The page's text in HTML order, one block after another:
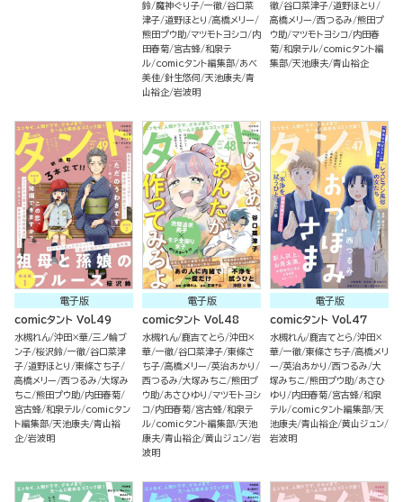
鈴 魔神ぐり子 一徹 谷口菜
津子 道野ほとり
高橋メリー
熊田プウ助 マツモトヨシコ
内
田春菊 宮古蜂 和泉テ
ル comicタント編集部 あべ
美佳 針生悠伺 天池康夫 青
山裕企 岩波明
徹 谷口菜津子 道野ほとり
高橋メリー 西つるみ 熊田プ
ウ助 マツモトヨシコ
内田春
菊 和泉テル comicタント編
集部 天池康夫 青山裕企
電子版
comicタント Vol.49
水槻れん 沖田×華 三ノ輪ブ
ン子 桜沢鈴 一徹 谷口菜津
子 道野ほとり
東條さち子
高橋メリー 西つるみ 大塚み
ちこ 熊田プウ助 内田春菊
宮古蜂 和泉テル comicタン
ト編集部 天池康夫 青山裕
企 岩波明
電子版
comicタント Vol.48
水槻れん 鹿吉てとら 沖田×
華 一徹 谷口菜津子 東條さ
ち子 高橋メリー 英治あかり
西つるみ 大塚みちこ 熊田プ
ウ助 あさひゆり
マツモトヨシ
コ
内田春菊 宮古蜂 和泉テ
ル comicタント編集部 天池
康夫 青山裕企 黄山ジュン 岩
波明
電子版
comicタント Vol.47
水槻れん 鹿吉てとら 沖田×
華 一徹 東條さち子 高橋メリ
ー 英治あかり 西つるみ 大
塚みちこ 熊田プウ助 あさひ
ゆり
内田春菊 宮古蜂 和泉
テル comicタント編集部 天
池康夫 青山裕企 黄山ジュン
岩波明